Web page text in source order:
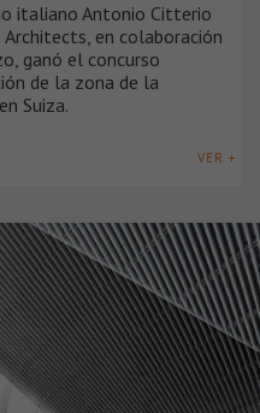
italiano Antonio Citterio
Architects, en colaboración
ganó el concurso
de la zona de la
Suiza.
VER +